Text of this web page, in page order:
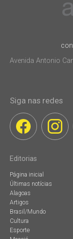
Avenida Antonio
Siga nas redes
Editorias
Página inicial
Últimas notícias
Alagoas
Artigos
Brasil/Mundo
Cultura
Esporte